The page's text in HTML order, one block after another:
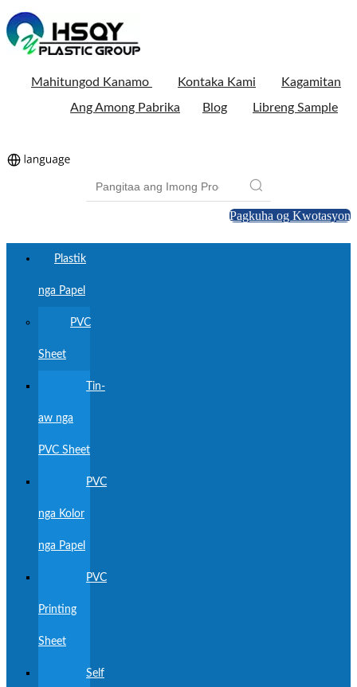
Mahitungod Kanamo Kontaka Kami
Kagamitan
Ang Among Pabrika
Blog Libreng Sample
Pagkuha og Kwotasyon
Plastik
nga Papel
PVC
Sheet
Tin-
aw nga
PVC Sheet
PVC
nga Kolor
nga Papel
PVC
Printing
Sheet
Self